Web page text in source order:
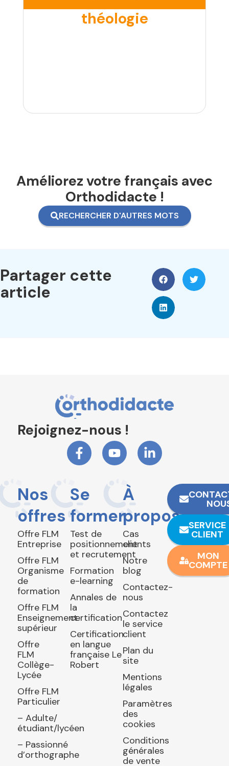
théologie
Améliorez votre français avec
Orthodidacte !
RECHERCHER D'AUTRES MOTS
Partager cette
article
Rejoignez-nous !
Nos
offres
Offre FLM
Entreprise
Offre FLM
Organisme
de
formation
Offre FLM
Enseignement
supérieur
Offre
FLM
Collège-
Lycée
Offre FLM
Particulier
– Adulte/
étudiant/lycéen
– Passionné
d’orthographe
Se
former
Test de
positionnement
et recrutement
Formation
e-learning
Annales de
la
certification
Certification
en langue
française Le
Robert
À
propos
Cas
clients
Notre
blog
Contactez-
nous
Contactez
le service
client
Plan du
site
Mentions
légales
Paramètres
des
cookies
Conditions
générales
de vente
SERVICE
CLIENT
MON
COMPTE